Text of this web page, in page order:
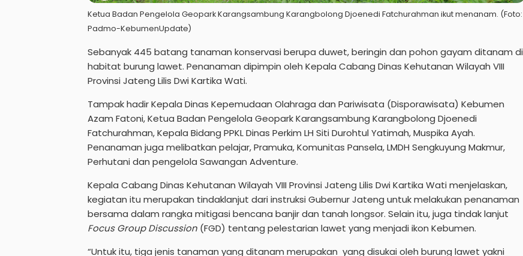
Ketua Badan Pengelola Geopark Karangsambung Karangbolong Djoenedi Fatchurahman ikut menanam. (Foto:
Padmo-KebumenUpdate)
Sebanyak 445 batang tanaman konservasi berupa duwet, beringin dan pohon gayam ditanam di
habitat burung lawet. Penanaman dipimpin oleh Kepala Cabang Dinas Kehutanan Wilayah VIII
Provinsi Jateng Lilis Dwi Kartika Wati.
Tampak hadir Kepala Dinas Kepemudaan Olahraga dan Pariwisata (Disporawisata) Kebumen
Azam Fatoni, Ketua Badan Pengelola Geopark Karangsambung Karangbolong Djoenedi
Fatchurahman, Kepala Bidang PPKL Dinas Perkim LH Siti Durohtul Yatimah, Muspika Ayah.
Penanaman juga melibatkan pelajar, Pramuka, Komunitas Pansela, LMDH Sengkuyung Makmur,
Perhutani dan pengelola Sawangan Adventure.
Kepala Cabang Dinas Kehutanan Wilayah VIII Provinsi Jateng Lilis Dwi Kartika Wati menjelaskan,
kegiatan itu merupakan tindaklanjut dari instruksi Gubernur Jateng untuk melakukan penanaman
bersama dalam rangka mitigasi bencana banjir dan tanah longsor. Selain itu, juga tindak lanjut
Focus Group Discussion (FGD) tentang pelestarian lawet yang menjadi ikon Kebumen.
“Untuk itu, tiga jenis tanaman yang ditanam merupakan yang disukai oleh burung lawet yakni